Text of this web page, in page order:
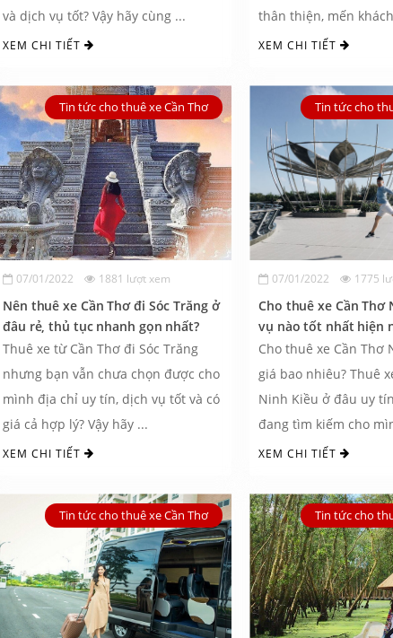
và dịch vụ tốt? Vậy hãy cùng ...
XEM CHI TIẾT
thân thiện, mến
đang có ý ...
XEM CHI TIẾT
Tin tức cho thuê xe Cần Thơ
07/01/2022 1881 lượt xem
Nên thuê xe Cần Thơ đi Sóc Trăng ở
đâu rẻ, thủ tục nhanh gọn nhất?
Thuê xe từ Cần Thơ đi Sóc Trăng
nhưng bạn vẫn chưa chọn được cho
mình địa chỉ uy tín, dịch vụ tốt và có
giá cả hợp lý? Vậy hãy ...
XEM CHI TIẾT
Tin tức cho
07/01/2022 1775
Cho thuê xe Cần Thơ
vụ nào tốt nhất hiện
Cho thuê xe Cần Thơ
giá bao nhiêu? Thuê
Ninh Kiều ở đâu uy
đang tìm kiếm cho
thuê ...
XEM CHI TIẾT
Tin tức cho thuê xe Cần Thơ Tin tức cho